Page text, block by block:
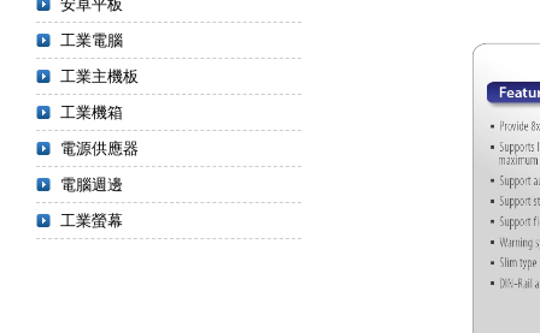
安卓平板
工業電腦
工業主機板
工業機箱
電源供應器
電腦週邊
工業螢幕